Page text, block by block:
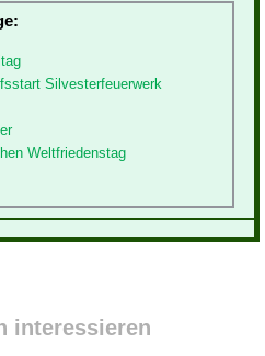
Silvesterfeuerwerk
Weltfriedenstag
interessieren